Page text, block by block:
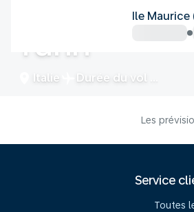
Turin
Italie Durée du vol
Ile Maurice
Les
Service
Toutes